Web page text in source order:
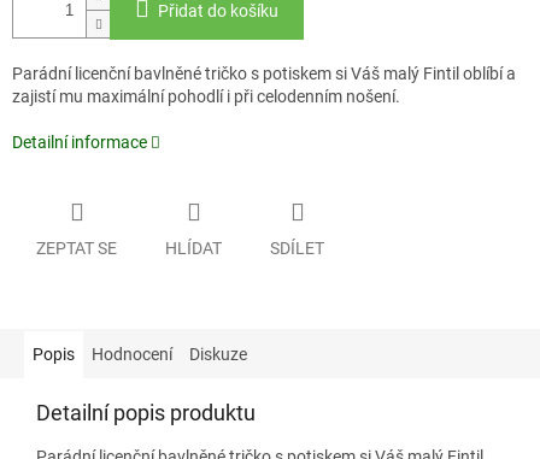
Přidat do košíku
Parádní licenční bavlněné tričko s potiskem si Váš malý Fintil oblíbí a
zajistí mu maximální pohodlí i při celodenním nošení.
Detailní informace
ZEPTAT SE HLÍDAT SDÍLET
Popis Hodnocení Diskuze
Detailní popis produktu